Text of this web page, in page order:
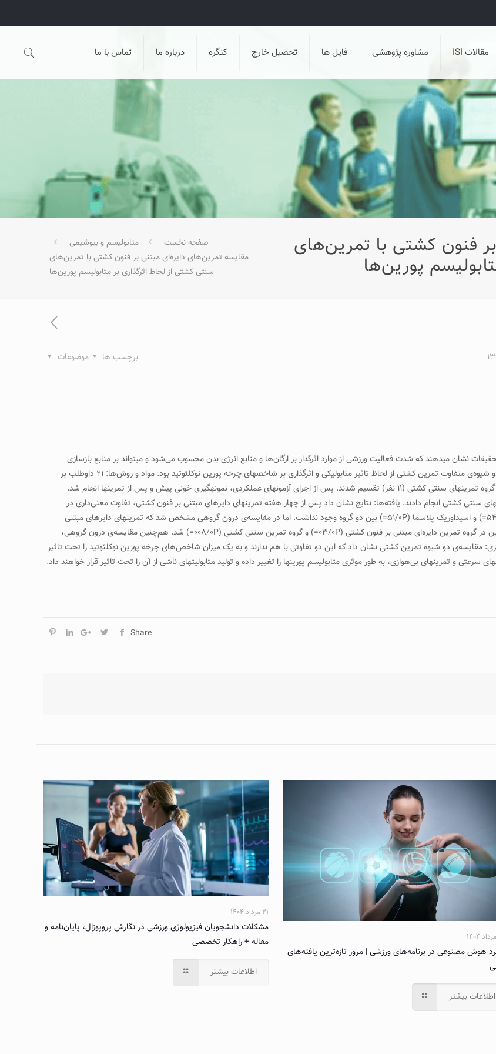
مقالات ISI مشاوره پژوهشی فایل ها تحصیل خارج کنگره درباره ما تماس با ما
فنون کشتی با تمرین‌های
پورین‌ها
صفحه نخست
متابولیسم و بیوشیمی
مقایسه تمرین‌های دایره‌ای مبتنی بر فنون کشتی با تمرین‌های
سنتی کشتی از لحاظ اثرگذاری بر متابولیسم پورین‌ها
موضوعات برچسب ها
نشان می­دهند که شدت فعالیت ورزشی از موارد اثرگذار بر ارگان‌ها و منابع انرژی بدن محسوب می‌شود و می­تواند بر منابع بازسازی
آدنوزین تری فسفات (ATP) تاثیر داشته باشد. هدف این پژوهش، مقایسه‌ی دو شیوه‌ی متفاوت تمرین کشتی از لحاظ تاثیر متابولیکی و اثرگذاری بر شاخص­های چرخه پورین نوکلئوتید بود. مواد و روش‌ها: ۲۱ داوطلب بر
اساس وزن بدن، به دو گروه تمرین­های دایره­ای مبتنی بر فنون کشتی (۱۰ نفر) و گروه تمرین­های سنتی کشتی (۱۱ نفر) تقسیم شدند. پس از اجرای آزمون­های عملکردی، نمونه­گیری خونی پیش و پس از تمرین­ها انجام شد.
کشتی انجام دادند. یافته‌ها: نتایج نشان داد پس از چهار هفته تمرین­های دایره­ای مبتنی بر فنون کشتی، تفاوت معنی‌داری در
مقادیر هیپوگزانتین گوانین فسفوریبوزیل­ترانسفراز (۴۴/۰P=)، هیپوگزانتین (۵۴/۰P=) و اسیداوریک پلاسما (۵۱/۰P=) بین دو گروه وجود نداشت. اما در مقایسه‌ی درون گروهی مشخص شد که تمرین­های دایره­ای مبتنی
برفنون کشتی و تمرین­های سنتی کشتی باعث کاهش معنی‌دار مقادیر هیپوگزانتین در گروه تمرین دایره‌ای مبتنی بر فنون کشتی (۰۳/۰P=) و گروه تمرین سنتی کشتی (۰۰۸/۰P=) شد. هم‌چنین مقایسه‌ی درون گروهی،
مقایسه‌ی دو شیوه تمرین کشتی نشان داد که این دو تفاوتی با هم ندارند و به یک میزان شاخص‌های چرخه پورین نوکلئوتید را تحت تاثیر
و تمرین­های بی‌هوازی، به طور موثری متابولیسم پورین­ها را تغییر داده و تولید متابولیت­های ناشی از آن را تحت تاثیر قرار خواهند داد.
Share
هوش مصنوعی در برنامه‌های ورزشی | مرور تازه‌ترین یافته‌های
اطلاعات بیشتر
۲۱ مرداد ۱۴۰۴
مشکلات دانشجویان فیزیولوژی ورزشی در نگارش پروپوزال، پایان‌نامه و
مقاله + راهکار تخصصی
اطلاعات بیشتر